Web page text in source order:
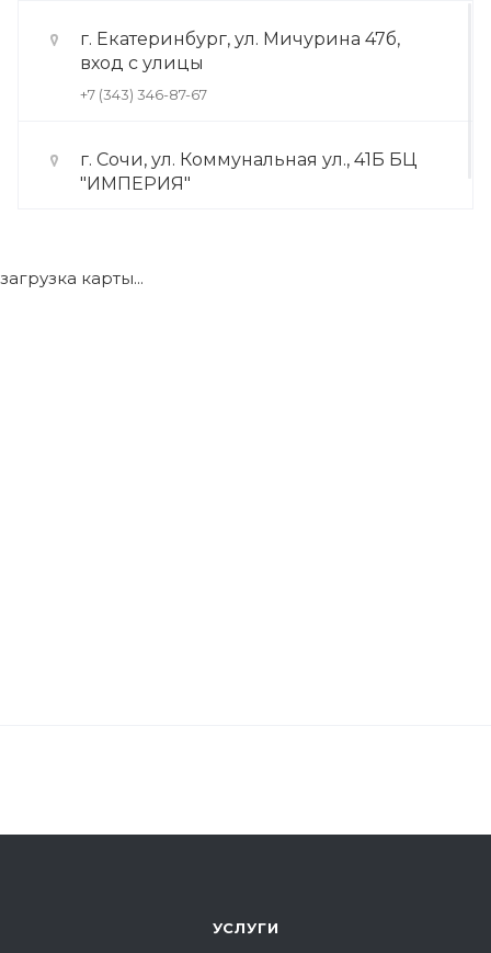
г. Екатеринбург, ул. Мичурина 47б,
вход с улицы
+7 (343) 346-87-67
г. Сочи, ул. Коммунальная ул., 41Б БЦ
"ИМПЕРИЯ"
загрузка карты...